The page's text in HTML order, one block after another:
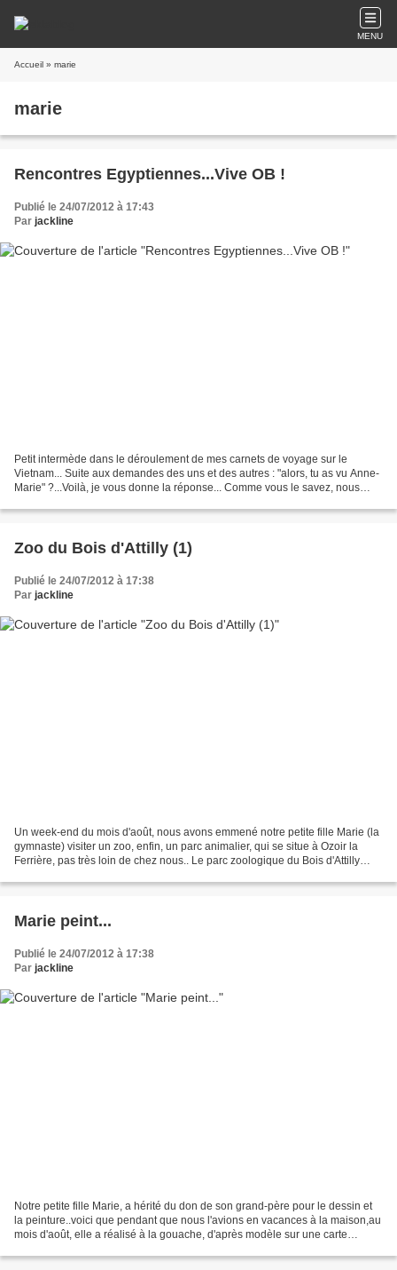
MENU
Accueil » marie
marie
Rencontres Egyptiennes...Vive OB !
Publié le 24/07/2012 à 17:43
Par jackline
Petit intermède dans le déroulement de mes carnets de voyage sur le
Vietnam... Suite aux demandes des uns et des autres : "alors, tu as vu Anne-
Marie" ?...Voilà, je vous donne la réponse... Comme vous le savez, nous
Zoo du Bois d'Attilly (1)
Publié le 24/07/2012 à 17:38
Par jackline
Un week-end du mois d'août, nous avons emmené notre petite fille Marie (la
gymnaste) visiter un zoo, enfin, un parc animalier, qui se situe à Ozoir la
Ferrière, pas très loin de chez nous.. Le parc zoologique du Bois d'Attilly
Marie peint...
Publié le 24/07/2012 à 17:38
Par jackline
Notre petite fille Marie, a hérité du don de son grand-père pour le dessin et
la peinture..voici que pendant que nous l'avions en vacances à la maison,au
mois d'août, elle a réalisé à la gouache, d'après modèle sur une carte